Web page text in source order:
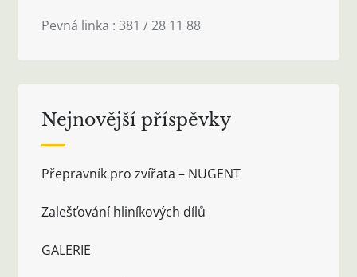
Pevná linka : 381 / 28 11 88
Nejnovější příspěvky
Přepravník pro zvířata – NUGENT
Zalešťování hliníkových dílů
GALERIE